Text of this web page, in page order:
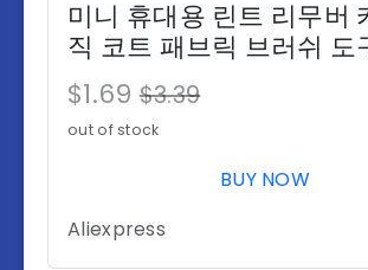
미니 휴대용 린트 리무버
직 코트 패브릭 브러쉬 도
한 Fuzz 패브릭 면도기 모
버 의류 Fluff 헤어 브러시
$1.69 $3.39
out of stock
BUY NOW
Aliexpress